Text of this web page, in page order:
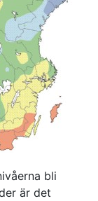
bli
är det